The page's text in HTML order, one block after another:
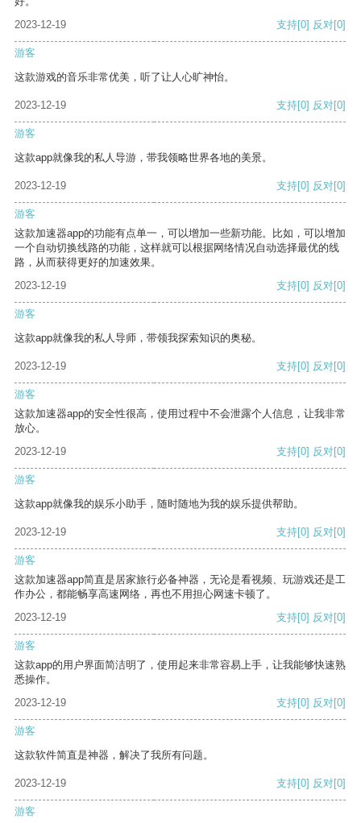
2023-12-19
支持[0] 反对[0]
游客
这款游戏的音乐非常优美，听了让人心旷神怡。
2023-12-19 支持[0] 反对[0]
游客
这款app就像我的私人导游，带我领略世界各地的美景。
2023-12-19 支持[0] 反对[0]
游客
这款加速器app的功能有点单一，可以增加一些新功能。比如，可以增加
一个自动切换线路的功能，这样就可以根据网络情况自动选择最优的线
路，从而获得更好的加速效果。
2023-12-19
支持[0] 反对[0]
游客
这款app就像我的私人导师，带领我探索知识的奥秘。
2023-12-19 支持[0] 反对[0]
游客
这款加速器app的安全性很高，使用过程中不会泄露个人信息，让我非常
放心。
2023-12-19
支持[0] 反对[0]
游客
这款app就像我的娱乐小助手，随时随地为我的娱乐提供帮助。
2023-12-19 支持[0] 反对[0]
游客
这款加速器app简直是居家旅行必备神器，无论是看视频、玩游戏还是工
作办公，都能畅享高速网络，再也不用担心网速卡顿了。
2023-12-19
支持[0] 反对[0]
游客
这款app的用户界面简洁明了，使用起来非常容易上手，让我能够快速熟
悉操作。
2023-12-19
支持[0] 反对[0]
游客
这款软件简直是神器，解决了我所有问题。
2023-12-19 支持[0] 反对[0]
游客